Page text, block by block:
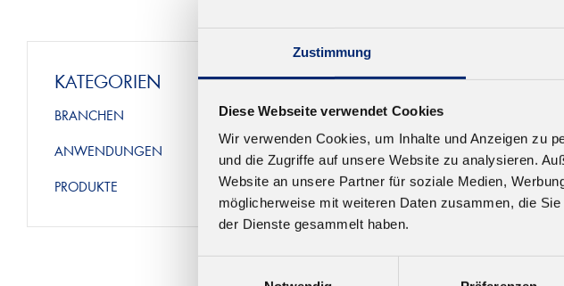
Zustimmung
Diese Webseite verwendet Cookies
Wir verwenden Cookies, um Inhalte und Anzeigen zu
und die Zugriffe auf unsere Website zu analysieren.
Website an unsere Partner für soziale Medien,
möglicherweise mit weiteren Daten zusammen, die
der Dienste gesammelt haben.
KATEGORIEN
BRANCHEN
ANWENDUNGEN
PRODUKTE